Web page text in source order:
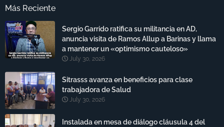
Más Reciente
Sergio Garrido ratifica su militancia en AD,
anuncia visita de Ramos Allup a Barinas y llama
a mantener un «optimismo cauteloso»
July 30, 2026
Sitrasss avanza en beneficios para clase
trabajadora de Salud
July 30, 2026
Instalada en mesa de diálogo cláusula 4 del